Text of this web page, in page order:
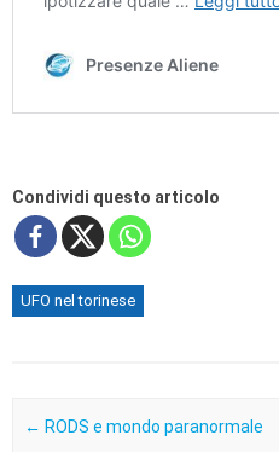
Condividi questo articolo
UFO nel torinese
Post navigation
← RODS e mondo paranormale